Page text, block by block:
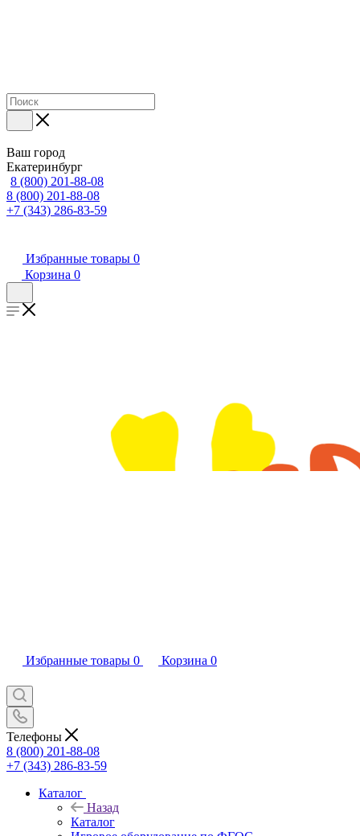
Ваш город
Екатеринбург
8 (800) 201-88-08
8 (800) 201-88-08
+7 (343) 286-83-59
Избранные товары 0
Корзина 0
Избранные товары 0 Корзина 0
Телефоны
8 (800) 201-88-08
+7 (343) 286-83-59
Каталог
Назад
Каталог